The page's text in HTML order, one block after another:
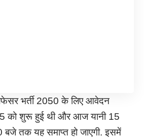
भर्ती 2050 के लिए आवेदन
को शुरू हुई थी और आज यानी 15
बजे तक यह समाप्त हो जाएगी. इसमें